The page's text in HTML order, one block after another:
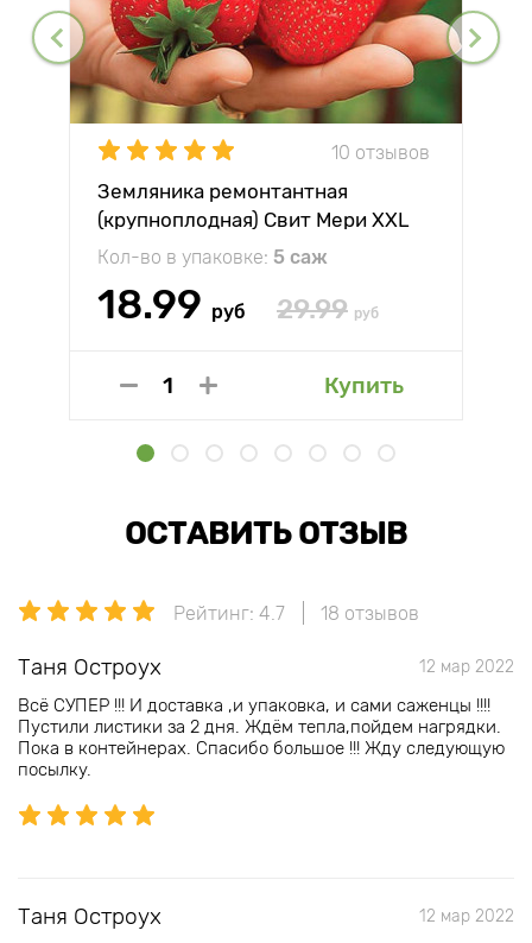
10 отзывов
Земляника ремонтантная
(крупноплодная) Свит Мери XXL
Кол-во в упаковке: 5 саж
18.99 руб 29.99 руб
Купить
ОСТАВИТЬ ОТЗЫВ
Рейтинг: 4.7 18 отзывов
Таня Остроух 12 мар 2022
Всё СУПЕР !!! И доставка ,и упаковка, и сами саженцы !!!!
Пустили листики за 2 дня. Ждём тепла,пойдем нагрядки.
Пока в контейнерах. Спасибо большое !!! Жду следующую
посылку.
Таня Остроух 12 мар 2022